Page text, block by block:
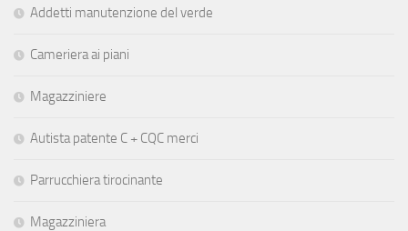
Addetti manutenzione del verde
Cameriera ai piani
Magazziniere
Autista patente C + CQC merci
Parrucchiera tirocinante
Magazziniera